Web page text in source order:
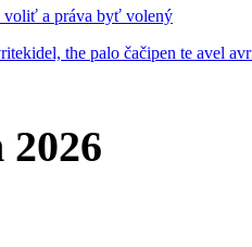
voliť a práva byť volený
the palo čačipen te avel